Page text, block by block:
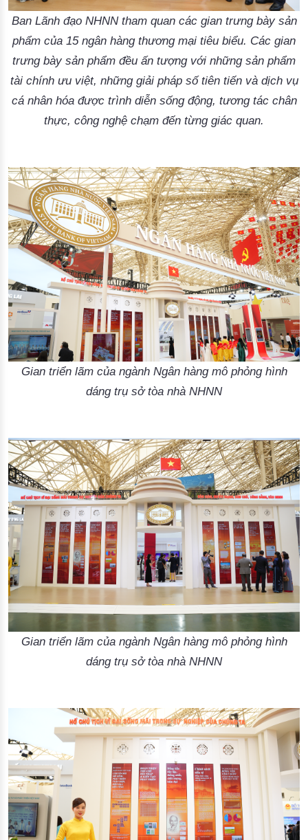
Ban Lãnh đạo NHNN tham quan các gian trưng bày sản
phẩm của 15 ngân hàng thương mại tiêu biểu. Các gian
trưng bày sản phẩm đều ấn tượng với những sản phẩm
tài chính ưu việt, những giải pháp số tiên tiến và dịch vụ
cá nhân hóa được trình diễn sống động, tương tác chân
thực, công nghệ chạm đến từng giác quan.
Gian triển lãm của ngành Ngân hàng mô phỏng hình
dáng trụ sở tòa nhà NHNN
Gian triển lãm của ngành Ngân hàng mô phỏng hình
dáng trụ sở tòa nhà NHNN